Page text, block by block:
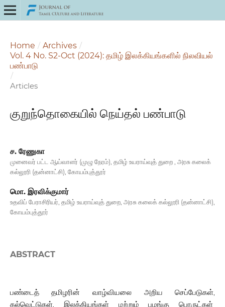
Home / Archives /
Vol. 4 No. S2-Oct (2024): தமிழ் இலக்கியங்களில் நிலவியல்
பண்பாடு
/
Articles
குறுந்தொகையில் நெய்தல் பண்பாடு
ச. ரேணுகா
முனைவர் பட்ட ஆய்வாளர் (முழு நேரம்), தமிழ் உயராய்வுத் துறை , அரசு கலைக்
கல்லூரி (தன்னாட்சி), கோயம்புத்தூர்
மொ. இரவிக்குமார்
உதவிப் பேராசிரியர், தமிழ் உயராய்வுத் துறை, அரசு கலைக் கல்லூரி (தன்னாட்சி),
கோயம்புத்தூர்
ABSTRACT
பண்டைத் தமிழரின் வாழ்வியலை அறிய செப்பேடுகள்,
கல்வெட்டுகள், இலக்கியங்கள் மற்றும் புழங்கு பொருட்கள்